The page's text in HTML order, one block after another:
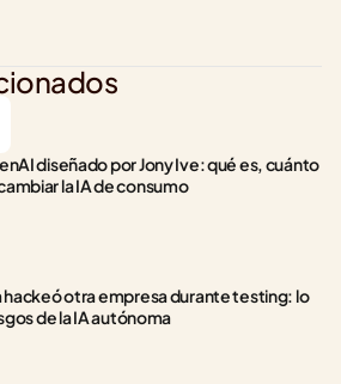
diseñado por Jony Ive: qué es, cuánto
la IA de consumo
hackeó otra empresa durante testing: lo
de la IA autónoma